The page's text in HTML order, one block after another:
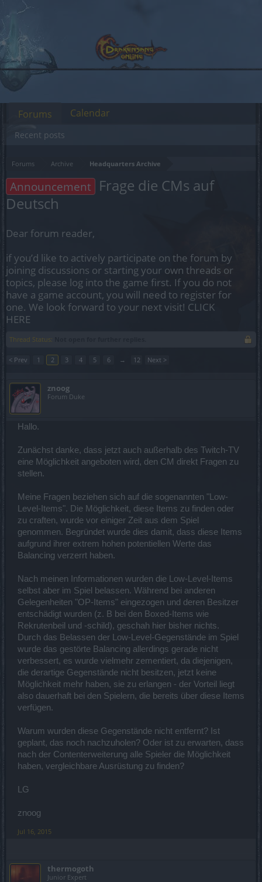
Forums Archive Headquarters Archive
Announcement Frage die CMs auf
Deutsch
Dear forum reader,
if you’d like to actively participate on the forum by
joining discussions or starting your own threads or
topics, please log into the game first. If you do not
have a game account, you will need to register for
one. We look forward to your next visit! CLICK
HERE
Thread Status:
< Prev 1 2 3 4 5 6 → 12 Next >
znoog
Forum Duke
Hallo.
Zunächst danke, dass jetzt auch außerhalb des Twitch-TV
eine Möglichkeit angeboten wird, den CM direkt Fragen zu
stellen.
Meine Fragen beziehen sich auf die sogenannten "Low-
Level-Items". Die Möglichkeit, diese Items zu finden oder
zu craften, wurde vor einiger Zeit aus dem Spiel
genommen. Begründet wurde dies damit, dass diese Items
aufgrund ihrer extrem hohen potentiellen Werte das
Balancing verzerrt haben.
Nach meinen Informationen wurden die Low-Level-Items
selbst aber im Spiel belassen. Während bei anderen
Gelegenheiten "OP-Items" eingezogen und deren Besitzer
entschädigt wurden (z. B bei den Boxed-Items wie
Rekrutenbeil und -schild), geschah hier bisher nichts.
Durch das Belassen der Low-Level-Gegenstände im Spiel
wurde das gestörte Balancing allerdings gerade nicht
verbessert, es wurde vielmehr zementiert, da diejenigen,
die derartige Gegenstände nicht besitzen, jetzt keine
Möglichkeit mehr haben, sie zu erlangen - der Vorteil liegt
also dauerhaft bei den Spielern, die bereits über diese Items
verfügen.
Warum wurden diese Gegenstände nicht entfernt? Ist
geplant, das noch nachzuholen? Oder ist zu erwarten, dass
nach der Contenterweiterung alle Spieler die Möglichkeit
haben, vergleichbare Ausrüstung zu finden?
LG
znoog
Jul 16, 2015
thermogoth
Junior Expert
Forums
Recent posts
Calendar